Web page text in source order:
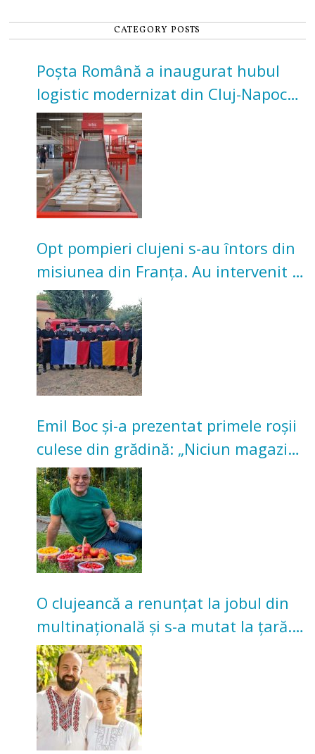
CATEGORY POSTS
Poșta Română a inaugurat hubul
logistic modernizat din Cluj-Napoca.
Investiție de 3 milioane de euro
Opt pompieri clujeni s-au întors din
misiunea din Franța. Au intervenit la
incendii de vegetație și pădure
Emil Boc și-a prezentat primele roșii
culese din grădină: „Niciun magazin
nu poate oferi această satisfacție”
O clujeancă a renunțat la jobul din
multinațională și s-a mutat la țară.
Acum cultivă legume în grădina
bunicilor